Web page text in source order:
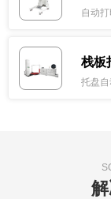
自动
栈板
托盘